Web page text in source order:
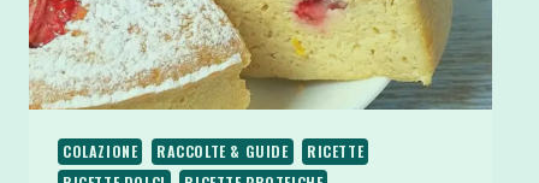
COLAZIONE RACCOLTE & GUIDE
RICETTE